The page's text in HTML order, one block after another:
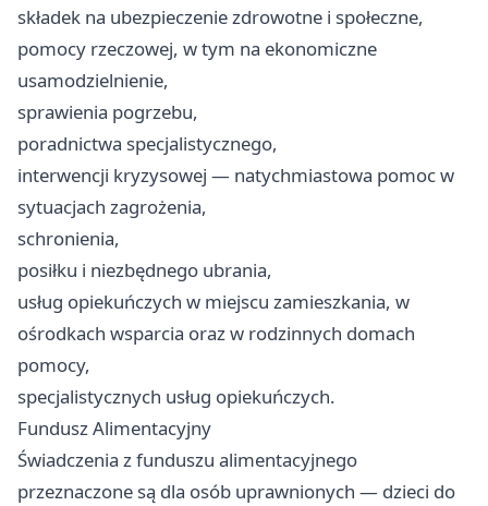
składek na ubezpieczenie zdrowotne i społeczne,
pomocy rzeczowej, w tym na ekonomiczne
usamodzielnienie,
sprawienia pogrzebu,
poradnictwa specjalistycznego,
interwencji kryzysowej — natychmiastowa pomoc w
sytuacjach zagrożenia,
schronienia,
posiłku i niezbędnego ubrania,
usług opiekuńczych w miejscu zamieszkania, w
ośrodkach wsparcia oraz w rodzinnych domach
pomocy,
specjalistycznych usług opiekuńczych.
Fundusz Alimentacyjny
Świadczenia z funduszu alimentacyjnego
przeznaczone są dla osób uprawnionych — dzieci do